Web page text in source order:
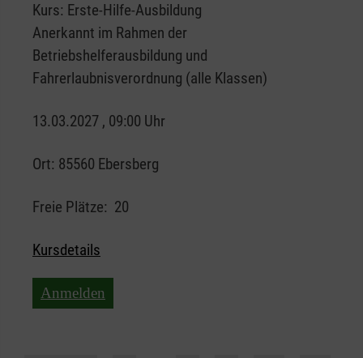
Kurs: Erste-Hilfe-Ausbildung
Anerkannt im Rahmen der
Betriebshelferausbildung und
Fahrerlaubnisverordnung (alle Klassen)
13.03.2027 , 09:00 Uhr
Ort: 85560 Ebersberg
Freie Plätze: 20
Kursdetails
Anmelden